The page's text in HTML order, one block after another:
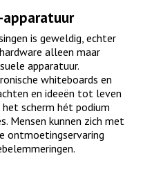
apparatuur
is geweldig, echter
alleen maar
apparatuur.
whiteboards en
en ideeën tot leven
scherm hét podium
Mensen kunnen zich met
ontmoetingservaring